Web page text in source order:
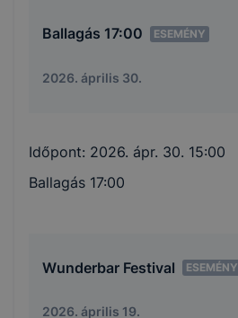
Ballagás 17:00 ESEMÉNY
2026. április 30.
Időpont: 2026. ápr. 30. 15:00
Ballagás 17:00
Wunderbar Festival ESEMÉNY
2026. április 19.